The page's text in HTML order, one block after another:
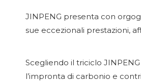
JINPENG presenta con
sue eccezionali prestazioni,
Scegliendo il triciclo
l’impronta di carbonio e